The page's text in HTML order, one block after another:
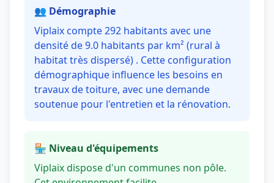
👥 Démographie
Viplaix compte 292 habitants avec une
densité de 9.0 habitants par km² (rural à
habitat très dispersé) . Cette configuration
démographique influence les besoins en
travaux de toiture, avec une demande
soutenue pour l'entretien et la rénovation.
🏪 Niveau d'équipements
Viplaix dispose d'un communes non pôle.